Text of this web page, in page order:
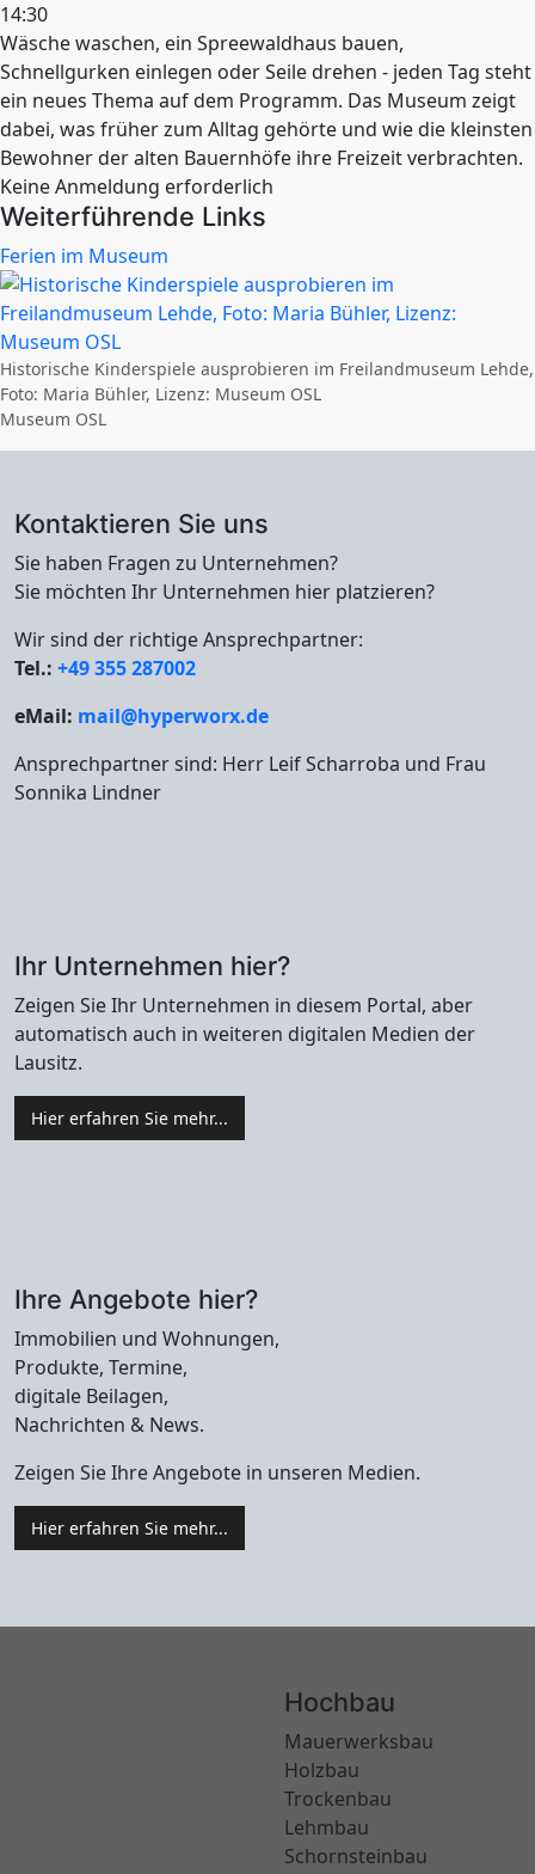
14:30
Wäsche waschen, ein Spreewaldhaus bauen,
Schnellgurken einlegen oder Seile drehen - jeden Tag steht
ein neues Thema auf dem Programm. Das Museum zeigt
dabei, was früher zum Alltag gehörte und wie die kleinsten
Bewohner der alten Bauernhöfe ihre Freizeit verbrachten.
Keine Anmeldung erforderlich
Weiterführende Links
Ferien im Museum
Historische Kinderspiele ausprobieren im Freilandmuseum Lehde,
Foto: Maria Bühler, Lizenz: Museum OSL
Museum OSL
Kontaktieren Sie uns
Sie haben Fragen zu Unternehmen?
Sie möchten Ihr Unternehmen hier platzieren?
Wir sind der richtige Ansprechpartner:
Tel.: +49 355 287002
eMail: mail@hyperworx.de
Ansprechpartner sind: Herr Leif Scharroba und Frau
Sonnika Lindner
Ihr Unternehmen hier?
Zeigen Sie Ihr Unternehmen in diesem Portal, aber
automatisch auch in weiteren digitalen Medien der
Lausitz.
Hier erfahren Sie mehr...
Ihre Angebote hier?
Immobilien und Wohnungen,
Produkte, Termine,
digitale Beilagen,
Nachrichten & News.
Zeigen Sie Ihre Angebote in unseren Medien.
Hier erfahren Sie mehr...
Hochbau
Mauerwerksbau
Holzbau
Trockenbau
Lehmbau
Schornsteinbau